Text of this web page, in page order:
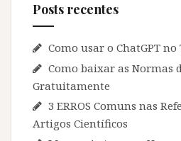
Posts recentes
Como usar o ChatGPT no
Como baixar as Normas
Gratuitamente
3 ERROS Comuns nas
Artigos Científicos